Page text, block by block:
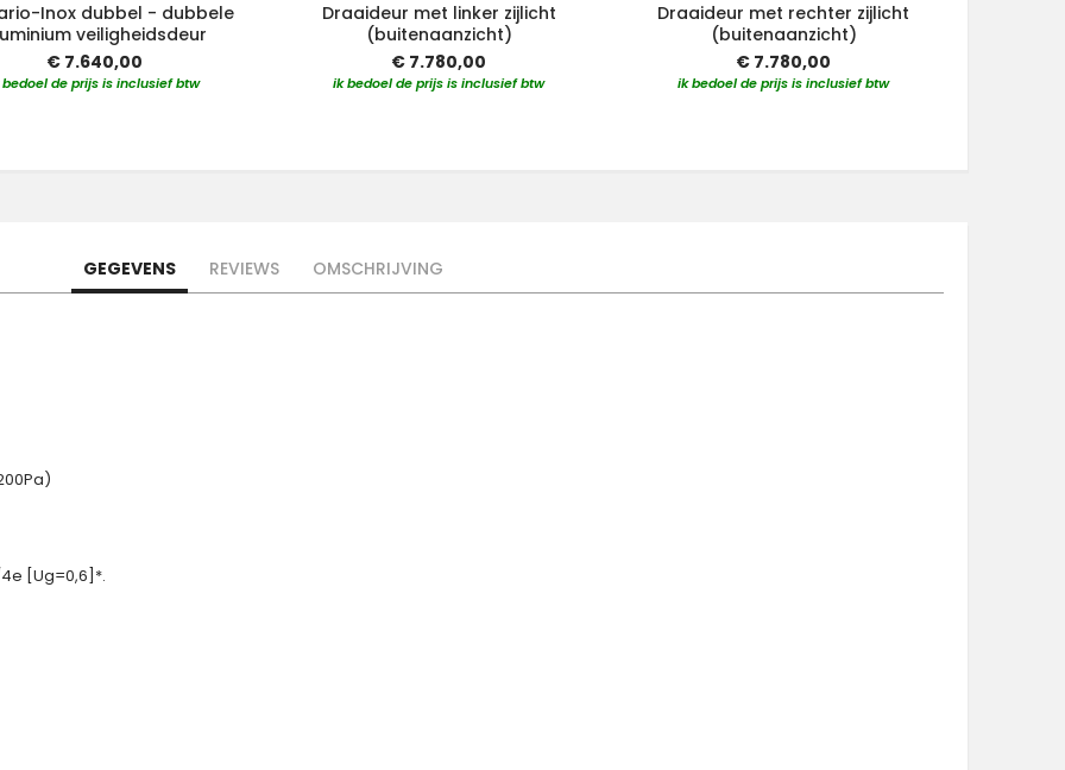
Inox dubbel - dubbele
veiligheidsdeur
€ 7.640,00
de prijs is inclusief btw
Draaideur met linker zijlicht
(buitenaanzicht)
€ 7.780,00
ik bedoel de prijs is inclusief btw
Draaideur met rechter zijlicht
(buitenaanzicht)
€ 7.780,00
ik bedoel de prijs is inclusief btw
GEGEVENS REVIEWS OMSCHRIJVING